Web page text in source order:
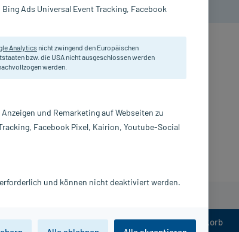
Mindestbestellwert!
In den Warenkorb
Kapseln
NatuGena GmbH
Ads Universal Event Tracking, Facebook
Analytics nicht zwingend den Europäischen
bzw. die USA nicht ausgeschlossen werden
werden.
und Remarketing auf Webseiten zu
Facebook Pixel, Kairion, Youtube-Social
und können nicht deaktiviert werden.